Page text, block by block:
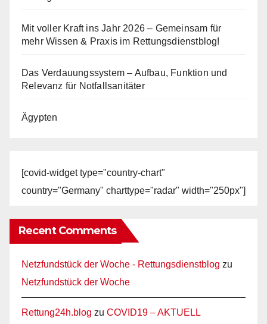
Mit voller Kraft ins Jahr 2026 – Gemeinsam für
mehr Wissen & Praxis im Rettungsdienstblog!
Das Verdauungssystem – Aufbau, Funktion und
Relevanz für Notfallsanitäter
Ägypten
[covid-widget type="country-chart"
country="Germany" charttype="radar" width="250px"]
Recent Comments
Netzfundstück der Woche - Rettungsdienstblog zu
Netzfundstück der Woche
Rettung24h.blog zu COVID19 – AKTUELL